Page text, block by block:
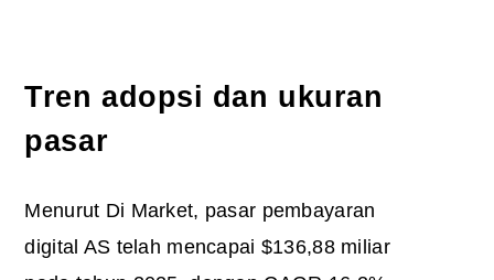
Tren adopsi dan ukuran
pasar
Menurut Di Market, pasar pembayaran
digital AS telah mencapai $136,88 miliar